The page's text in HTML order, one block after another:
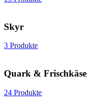
Skyr
3 Produkte
Quark & Frischkäse
24 Produkte